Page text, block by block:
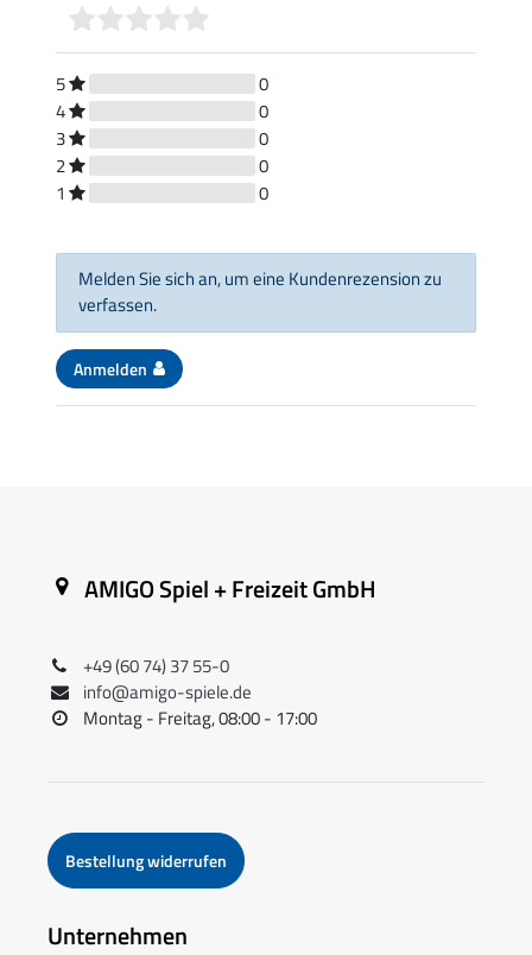
5
0
4
0
3
0
2
0
1
0
Melden Sie sich an, um eine Kundenrezension zu
verfassen.
Anmelden
AMIGO Spiel + Freizeit GmbH
+49 (60 74) 37 55-0
info@amigo-spiele.de
Montag - Freitag, 08:00 - 17:00
Bestellung widerrufen
Unternehmen